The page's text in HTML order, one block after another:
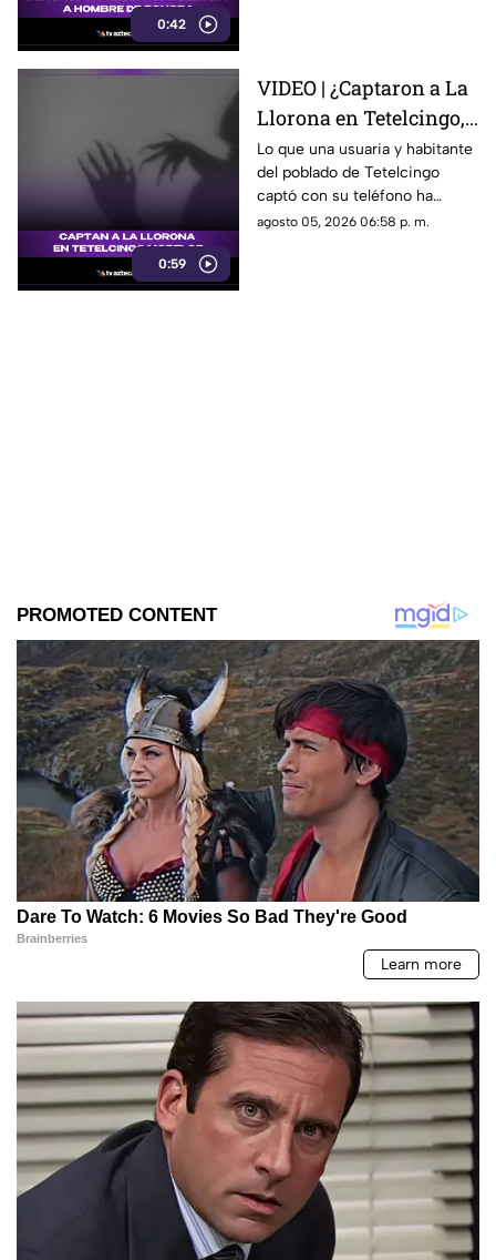
0:42
0:59
VIDEO | ¿Captaron a La
Llorona en Tetelcingo,
Morelos? Misteriosa
figura y lamentos en
Tetelcingo, Morelos,
estremecen las redes
Lo que una usuaria y habitante
del poblado de Tetelcingo
captó con su teléfono ha
dejado a muchos morelenses
agosto 05, 2026 06:58 p. m.